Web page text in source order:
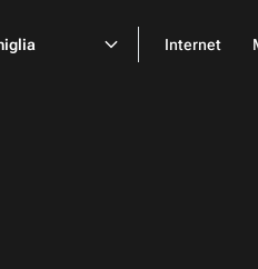
Internet